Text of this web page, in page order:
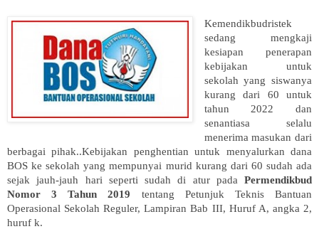
Kemendikbudristek
sedang mengkaji
kesiapan penerapan
kebijakan untuk
sekolah yang siswanya
kurang dari 60 untuk
tahun 2022 dan
senantiasa selalu
menerima masukan dari
berbagai pihak..Kebijakan penghentian untuk menyalurkan dana
BOS ke sekolah yang mempunyai murid kurang dari 60 sudah ada
sejak jauh-jauh hari seperti sudah di atur pada
Permendikbud
Nomor 3 Tahun 2019 tentang Petunjuk Teknis Bantuan
Operasional Sekolah Reguler, Lampiran Bab III, Huruf A, angka 2,
huruf k.